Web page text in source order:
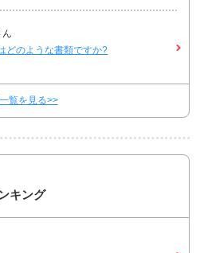
どのような書類ですか?
覧を見る>>
キング